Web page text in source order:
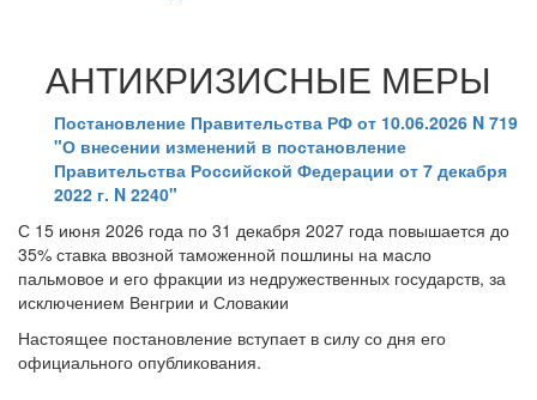
АНТИКРИЗИСНЫЕ МЕРЫ
Постановление Правительства РФ от 10.06.2026 N 719
"О внесении изменений в постановление
Правительства Российской Федерации от 7 декабря
2022 г. N 2240"
С 15 июня 2026 года по 31 декабря 2027 года повышается до
35% ставка ввозной таможенной пошлины на масло
пальмовое и его фракции из недружественных государств, за
исключением Венгрии и Словакии
Настоящее постановление вступает в силу со дня его
официального опубликования.